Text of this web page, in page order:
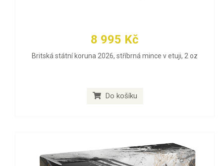
8 995 Kč
Britská státní koruna 2026, stříbrná mince v etuji, 2 oz
Do košíku